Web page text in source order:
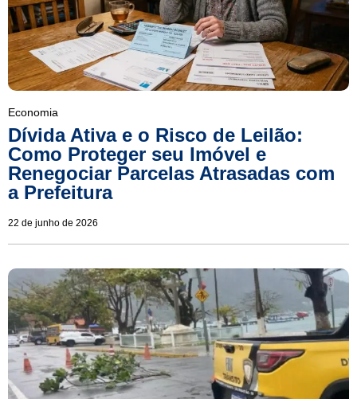
Economia
Dívida Ativa e o Risco de Leilão:
Como Proteger seu Imóvel e
Renegociar Parcelas Atrasadas com
a Prefeitura
22 de junho de 2026